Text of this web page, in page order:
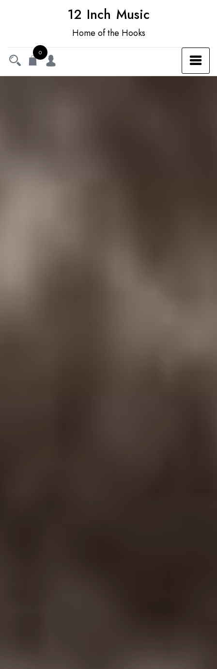
12 Inch Music
Home of the Hooks
0